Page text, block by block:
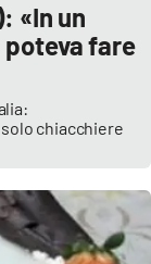
«In un
poteva fare
chiacchiere